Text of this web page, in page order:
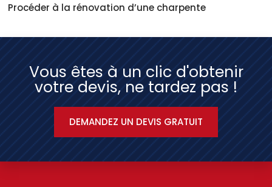
Procéder à la rénovation d’une charpente
Vous êtes à un clic d'obtenir
votre devis, ne tardez pas !
DEMANDEZ UN DEVIS GRATUIT